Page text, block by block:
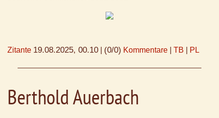
Zitante 19.08.2025, 00.10 (0/0) Kommentare TB PL
Berthold Auerbach